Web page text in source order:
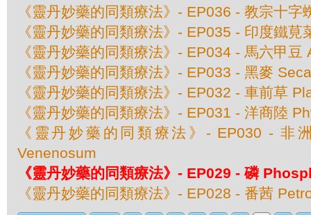
《靈丹妙藥的同類療法》- EP036 - 教宗十
《靈丹妙藥的同類療法》- EP035 - 印度鐵
《靈丹妙藥的同類療法》- EP034 - 馬六甲
《靈丹妙藥的同類療法》- EP033 - 黑麥
《靈丹妙藥的同類療法》- EP032 - 車前草
《靈丹妙藥的同類療法》- EP031 - 洋商陸
《靈丹妙藥的同類療法》- EP030 - 非
Venenosum
《靈丹妙藥的同類療法》- EP029 - 磷
《靈丹妙藥的同類療法》- EP028 - 番茜